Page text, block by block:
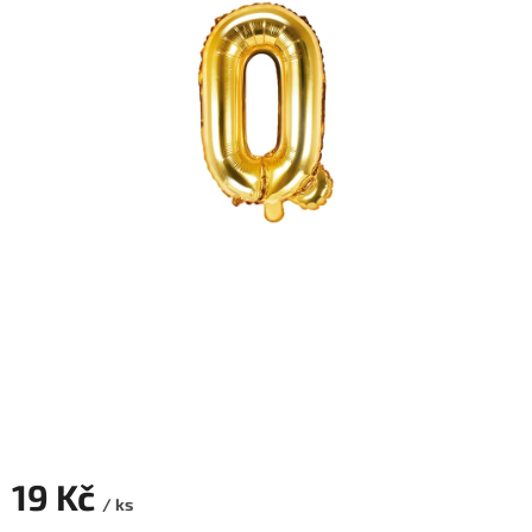
19 Kč / ks